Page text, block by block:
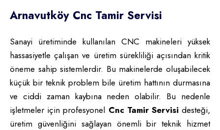
Arnavutköy Cnc Tamir Servisi
Sanayi üretiminde kullanılan CNC makineleri yüksek
hassasiyetle çalışan ve üretim sürekliliği açısından kritik
öneme sahip sistemlerdir. Bu makinelerde oluşabilecek
küçük bir teknik problem bile üretim hattının durmasına
ve ciddi zaman kaybına neden olabilir. Bu nedenle
işletmeler için profesyonel Cnc Tamir Servisi desteği,
üretim güvenliğini sağlayan önemli bir teknik hizmet